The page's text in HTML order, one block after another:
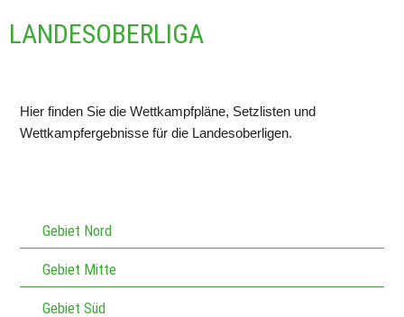
LANDESOBERLIGA
Hier finden Sie die Wettkampfpläne, Setzlisten und
Wettkampfergebnisse für die Landesoberligen.
Gebiet Nord
Gebiet Mitte
Gebiet Süd